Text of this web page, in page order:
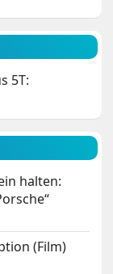
5T:
halten:
(Film)